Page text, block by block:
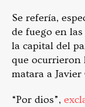
Se refería,
de fuego en
la capital del
que ocurrieron
matara a
“Por dios”,